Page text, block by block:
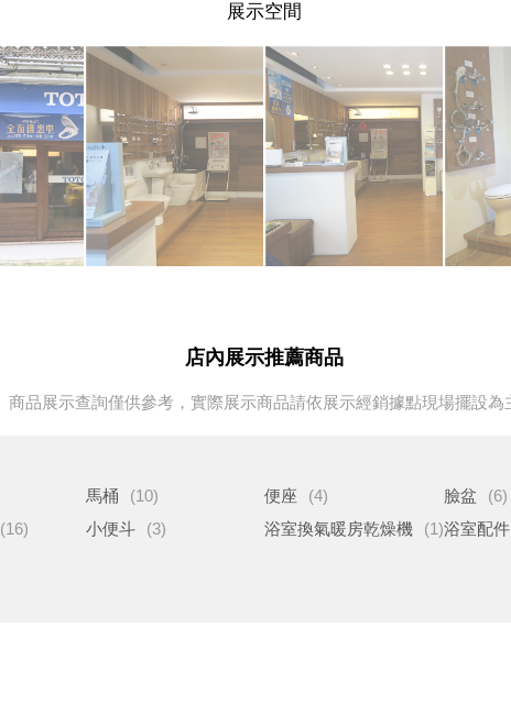
展示空間
店內展示推薦商品
商品展示查詢僅供參考，實際展示商品請依展示經銷據點現場擺設為
馬桶 (10) 便座 (4) 臉盆
(6)
(16) 小便斗 (3) 浴室換氣暖房乾燥機 (1)浴室配件